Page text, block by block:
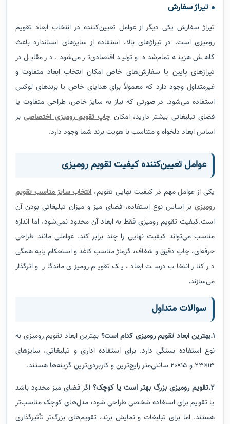
تیراژ سفارش
تیراژ سفارش یکی دیگر از عوامل تعیین‌کننده در انتخاب ابعاد تقویم
رومیزی است. در تیراژهای بالا، استفاده از سایزهای استاندارد باعث
کاهش هزینه تمام‌شده و تولید اقتصادی‌تر می‌شود. در مقابل در
تیراژهای پایین یا سفارش‌های خاص امکان انتخاب ابعاد متفاوت و
غیرمتداول وجود دارد که معمولاً برای هدایای خاص یا برندهای لوکس
استفاده می‌شود. در صورتی که نیاز به سایز خاص، طراحی متفاوت یا
فضای تبلیغاتی بیشتر دارید، امکانچاپ تقویم رومیزی اختصاصیبر
اساس ابعاد دلخواه و متناسب با هویت برند شما وجود دارد.
عوامل تعیین‌کننده کیفیت تقویم رومیزی
یکی از عوامل مهم در کیفیت نهایی تقویم،انتخاب سایز مناسب تقویم
رومیزی بر اساس نوع استفاده، فضای میز و میزان تبلیغاتی بودن آن
است.کیفیت تقویم رومیزی فقط به ابعاد آن محدود نمی‌شود، اما اندازه
مناسب می‌تواند کیفیت نهایی را چند برابر کند. عواملی مانند طراحی
حرفه‌ای، چاپ دقیق و شفاف، گرماژ مناسب کاغذ و استحکام پایه همگی
در کنار انتخاب درست ابعاد، یک تقویم رومیزی ماندگار و اثرگذار
می‌سازند.
سوالات متداول
1.بهترین ابعاد تقویم رومیزی کدام است؟
بهترین ابعاد تقویم رومیزی به
نوع استفاده بستگی دارد. برای استفاده اداری و تبلیغاتی، سایزهای
۱۳×۲۳ و ۱۵×۲۰ سانتی‌متر رایج‌ترین و کاربردی‌ترین گزینه‌ها هستند.
2.تقویم رومیزی بزرگ بهتر است یا کوچک؟
اگر فضای میز محدود باشد
یا تقویم برای استفاده شخصی طراحی شود، مدل‌های کوچک مناسب‌تر
هستند. اما برای تبلیغات و نمایش برند، تقویم‌های بزرگ‌تر تأثیرگذاری